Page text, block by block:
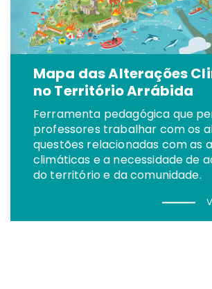
Mapa das Alterações
no Território Arrábida
Ferramenta pedagógica que
professores trabalhar com os
questões relacionadas com as
climáticas e a necessidade de
do território e da comunidade.